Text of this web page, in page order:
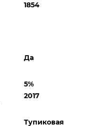
1854
Да
5%
2017
Тупиковая